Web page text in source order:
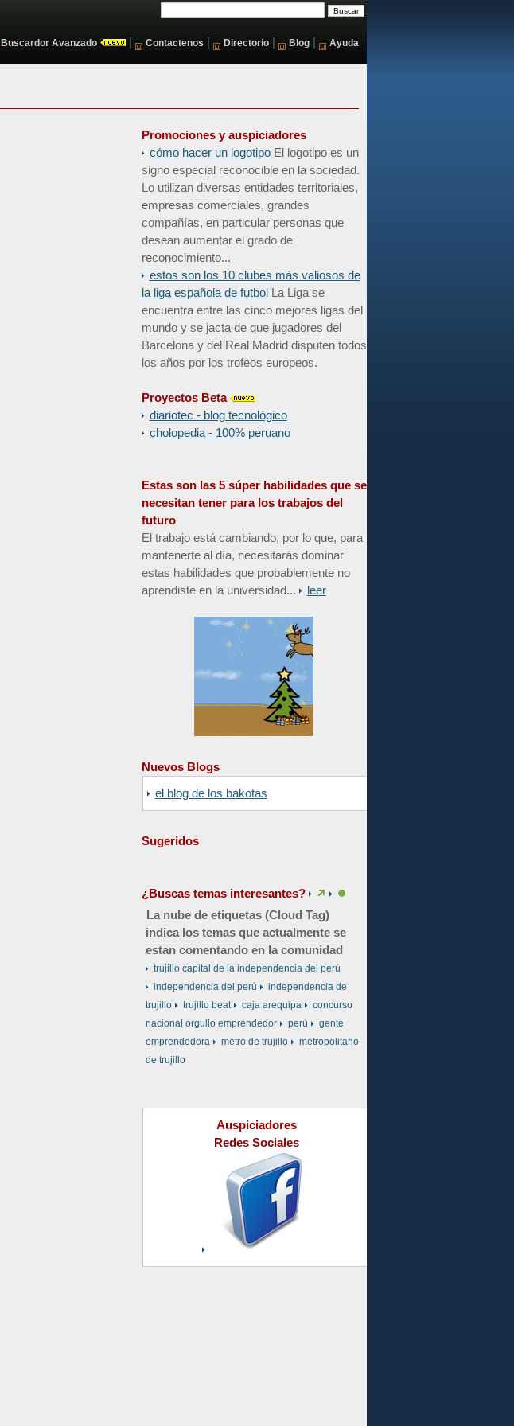
Buscardor Avanzado Contactenos Directorio Blog Ayuda
Promociones y auspiciadores
cómo hacer un logotipoEl logotipo es un
signo especial reconocible en la sociedad.
Lo utilizan diversas entidades territoriales,
empresas comerciales, grandes
compañías, en particular personas que
desean aumentar el grado de
reconocimiento...
estos son los 10 clubes más valiosos de
la liga española de futbolLa Liga se
encuentra entre las cinco mejores ligas del
mundo y se jacta de que jugadores del
Barcelona y del Real Madrid disputen todos
los años por los trofeos europeos.
Proyectos Beta
diariotec - blog tecnológico
cholopedia - 100% peruano
Estas son las 5 súper habilidades que se
necesitan tener para los trabajos del
futuro
El trabajo está cambiando, por lo que, para
mantenerte al día, necesitarás dominar
estas habilidades que probablemente no
aprendiste en la universidad...
leer
Nuevos Blogs
el blog de los bakotas
Sugeridos
¿Buscas temas interesantes?
La nube de etiquetas (Cloud Tag)
indica los temas que actualmente se
estan comentando en la comunidad
trujillo capital de la independencia del perú
independencia del perú
independencia de
trujillo
trujillo beat caja arequipa
concurso
nacional orgullo emprendedor
perú
gente
emprendedora
metro de trujillo
metropolitano
de trujillo
Auspiciadores
Redes Sociales